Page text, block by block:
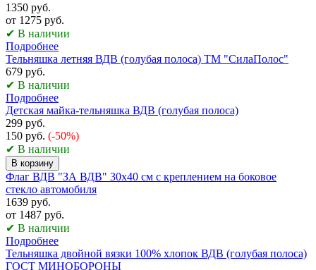
1350 руб.
от 1275 руб.
✔ В наличии
Подробнее
Тельняшка летняя ВДВ (голубая полоса) ТМ "СилаПолос"
679 руб.
✔ В наличии
Подробнее
Детская майка-тельняшка ВДВ (голубая полоса)
299 руб.
150 руб. (-50%)
✔ В наличии
В корзину
Флаг ВДВ "ЗА ВДВ" 30x40 см с креплением на боковое
стекло автомобиля
1639 руб.
от 1487 руб.
✔ В наличии
Подробнее
Тельняшка двойной вязки 100% хлопок ВДВ (голубая полоса)
ГОСТ МИНОБОРОНЫ